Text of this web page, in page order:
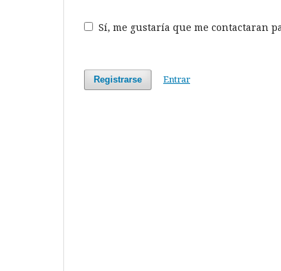
Sí, me gustaría que me contactaran
Registrarse Entrar